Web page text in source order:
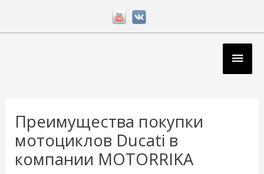
Преимущества покупки
мотоциклов Ducati в
компании MOTORRIKA
записям